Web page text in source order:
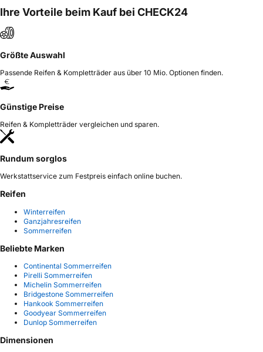
Ihre Vorteile beim Kauf bei CHECK24
Größte Auswahl
Passende Reifen & Kompletträder aus über 10 Mio. Optionen finden.
Günstige Preise
Reifen & Kompletträder vergleichen und sparen.
Rundum sorglos
Werkstattservice zum Festpreis einfach online buchen.
Reifen
Winterreifen
Ganzjahresreifen
Sommerreifen
Beliebte Marken
Continental Sommerreifen
Pirelli Sommerreifen
Michelin Sommerreifen
Bridgestone Sommerreifen
Hankook Sommerreifen
Goodyear Sommerreifen
Dunlop Sommerreifen
Dimensionen